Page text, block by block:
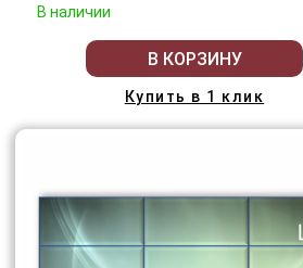
В наличии
В КОРЗИНУ
Купить в 1 клик